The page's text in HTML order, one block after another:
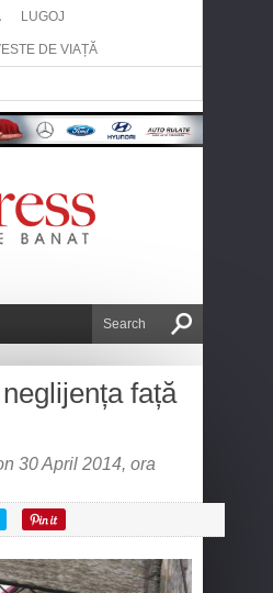
LUGOJ
DE VIAȚĂ
față
30 April 2014, ora